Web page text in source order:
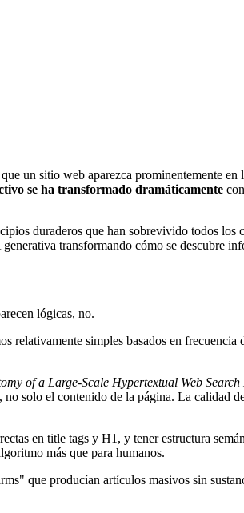
un sitio web aparezca prominentemente en
se ha transformado dramáticamente
duraderos que han sobrevivido todos los
transformando cómo se descubre
lógicas, no.
relativamente simples basados en
of a Large-Scale Hypertextual Web
solo el contenido de la página. La calidad
en title tags y H1, y tener estructura
más que para humanos.
que producían artículos masivos sin